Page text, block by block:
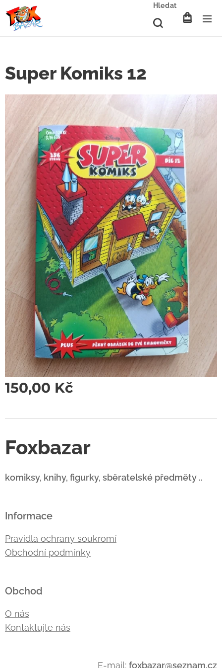
Hledat
Super Komiks 12
150,00 Kč
Foxbazar
komiksy, knihy, figurky, sběratelské předměty ..
Informace
Pravidla ochrany soukromí
Obchodní podmínky
Obchod
O nás
Kontaktujte nás
E-mail: foxbazar@seznam.cz